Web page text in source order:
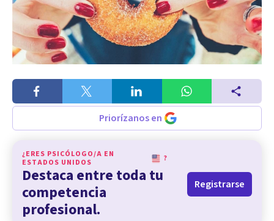
Priorízanos en
¿ERES PSICÓLOGO/A EN
ESTADOS UNIDOS
?
Destaca entre toda tu
competencia
profesional.
Registrarse